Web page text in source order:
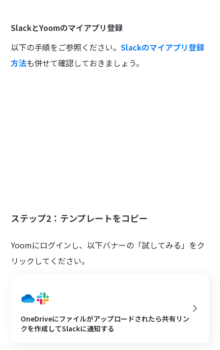
SlackとYoomのマイアプリ登録
以下の手順をご参照ください。Slackのマイアプリ登録
方法も併せて確認しておきましょう。
ステップ2：テンプレートをコピー
Yoomにログインし、以下バナーの「試してみる」をク
リックしてください。
OneDriveにファイルがアップロードされたら共有リン
クを作成してSlackに通知する